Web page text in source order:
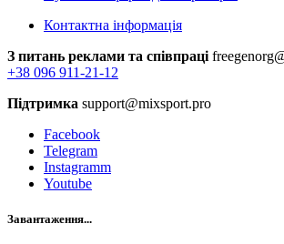
Контактна інформація
З питань реклами та співпраці
+38 096 911-21-12
Підтримка support@mixsport.pro
Facebook
Telegram
Instagramm
Youtube
Завантаження...